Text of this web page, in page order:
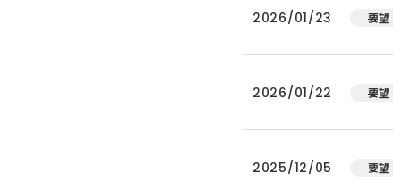
2026/01/23 要望
2026/01/22 要望
2025/12/05 要望